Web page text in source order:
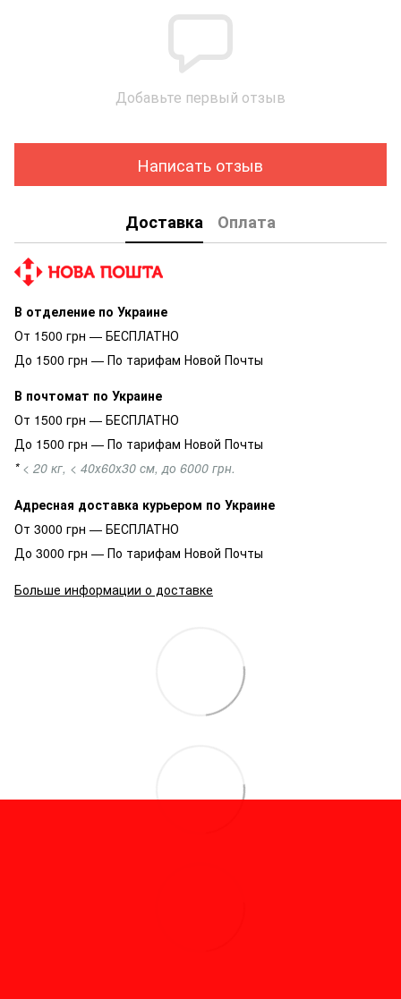
Добавьте первый отзыв
Написать отзыв
Доставка Оплата
В отделение по Украине
От 1500 грн — БЕСПЛАТНО
До 1500 грн — По тарифам Новой Почты
В почтомат по Украине
От 1500 грн — БЕСПЛАТНО
До 1500 грн — По тарифам Новой Почты
* < 20 кг, < 40х60х30 см, до 6000 грн.
Адресная доставка курьером по Украине
От 3000 грн — БЕСПЛАТНО
До 3000 грн — По тарифам Новой Почты
Больше информации о доставке